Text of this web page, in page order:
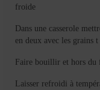
froide
Dans une casserole
en deux avec les grains
Faire bouillir et hors du
Laisser refroidi à